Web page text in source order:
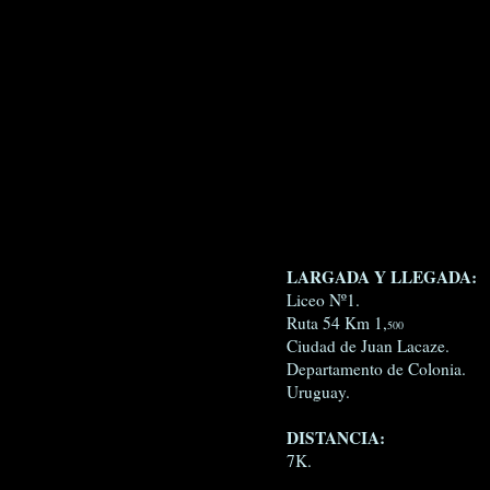
LARGADA Y LLEGADA:
Liceo Nº1.
Ruta 54 Km 1,500
Ciudad de Juan Lacaze.
Departamento de Colonia.
Uruguay.
DISTANCIA:
7K.